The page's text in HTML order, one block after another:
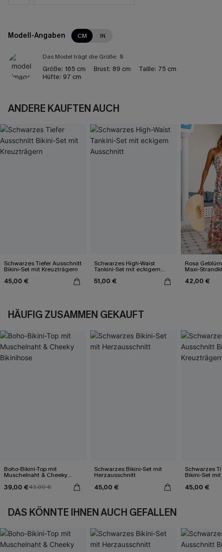
Modell-Angaben CM IN
Das Model trägt die Größe: S
Größe: 165 cm Brust: 89 cm Taille: 75 cm
Hüfte: 97 cm
ANDERE KAUFTEN AUCH
Schwarzes Tiefer Ausschnitt
Bikini-Set mit Kreuzträgern
45,00 €
Schwarzes High-Waist
Tankini-Set mit eckigem
51,00 €
Rosa
Maxi-
42,00 €
HÄUFIG ZUSAMMEN GEKAUFT
Boho-Bikini-Top mit
Muschelnaht & Cheeky
39,00 €43,00 €
Schwarzes Bikini-Set mit
Herzausschnitt
45,00 €
Schwarzes
Bikini-Set
45,00 €
DAS KÖNNTE IHNEN AUCH GEFALLEN